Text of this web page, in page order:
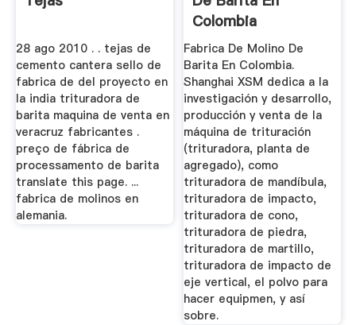
28 ago 2010 . . tejas de
cemento cantera sello de
fabrica de del proyecto en
la india trituradora de
barita maquina de venta en
veracruz fabricantes .
preço de fábrica de
processamento de barita
translate this page. ...
fabrica de molinos en
alemania.
Colombia
Trituradora De
Cono
Fabrica De Molino De
Barita En Colombia.
Shanghai XSM dedica a la
investigación y desarrollo,
producción y venta de la
máquina de trituración
(trituradora, planta de
agregado), como
trituradora de mandíbula,
trituradora de impacto,
trituradora de cono,
trituradora de piedra,
trituradora de martillo,
trituradora de impacto de
eje vertical, el polvo para
hacer equipmen, y así
sobre.